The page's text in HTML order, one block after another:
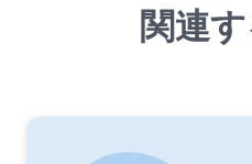
関連